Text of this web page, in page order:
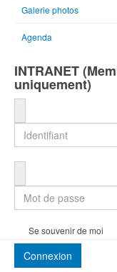
Galerie photos
Agenda
INTRANET
uniquement)
Se souvenir de moi
Connexion